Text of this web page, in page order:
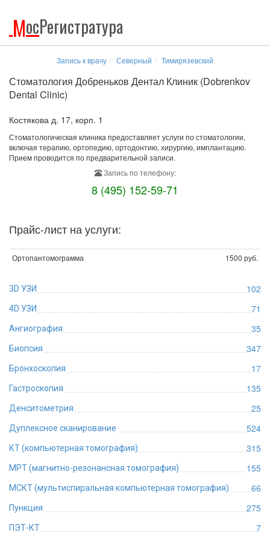
МосРегистратура
Запись к врачу Северный Тимирязевский
Стоматология Добреньков Дентал Клиник (Dobrenkov
Dental Clinic)
Костякова д. 17, корп. 1
Стоматологическая клиника предоставляет услуги по стоматологии,
включая терапию, ортопедию, ортодонтию, хирургию, имплантацию.
Прием проводится по предварительной записи.
Запись по телефону:
8 (495) 152-59-71
Прайс-лист на услуги:
Ортопантомограмма 1500 руб.
3D УЗИ 102
4D УЗИ 71
Ангиография 35
Биопсия 347
Бронхоскопия 17
Гастроскопия 135
Денситометрия 25
Дуплексное сканирование 524
КТ (компьютерная томография) 315
МРТ (магнитно-резонансная томография) 155
МСКТ (мультиспиральная компьютерная томография) 66
Пункция 275
ПЭТ-КТ 7